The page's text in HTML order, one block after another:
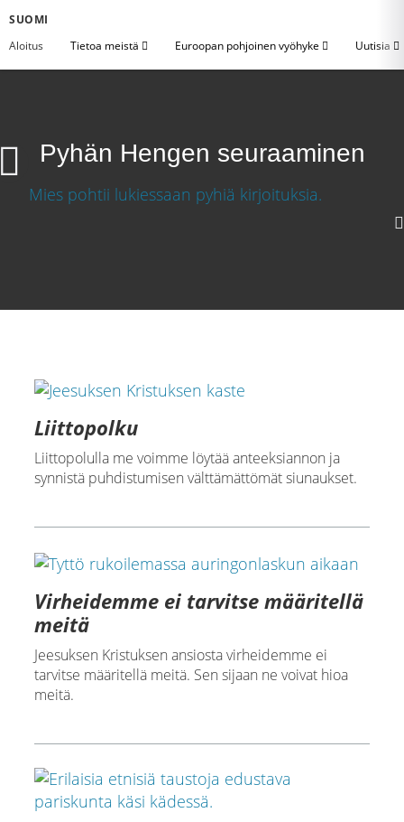
SUOMI
Aloitus
Tietoa meistä Euroopan pohjoinen vyöhyke Uutisia
Pyhän Hengen seuraaminen
Liittopolku
Liittopolulla me voimme löytää anteeksiannon ja
synnistä puhdistumisen välttämättömät siunaukset.
Virheidemme ei tarvitse määritellä
meitä
Jeesuksen Kristuksen ansiosta virheidemme ei
tarvitse määritellä meitä. Sen sijaan ne voivat hioa
meitä.